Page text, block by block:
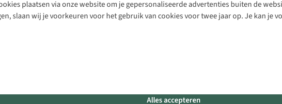
plaatsen via onze website om je gepersonaliseerde advertenties buiten de
slaan wij je voorkeuren voor het gebruik van cookies voor twee jaar op. Je kan je
Alles accepteren